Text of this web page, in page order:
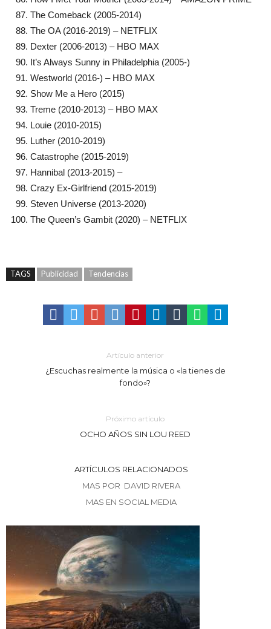
The Comeback (2005-2014)
The OA (2016-2019) – NETFLIX
Dexter (2006-2013) – HBO MAX
It’s Always Sunny in Philadelphia (2005-)
Westworld (2016-) – HBO MAX
Show Me a Hero (2015)
Treme (2010-2013) – HBO MAX
Louie (2010-2015)
Luther (2010-2019)
Catastrophe (2015-2019)
Hannibal (2013-2015) –
Crazy Ex-Girlfriend (2015-2019)
Steven Universe (2013-2020)
The Queen’s Gambit (2020) – NETFLIX
TAGS Publicidad Tendencias
Artículo anterior
¿Escuchas realmente la música o «la tienes de
fondo»?
Próximo artículo
OCHO AÑOS SIN LOU REED
ARTÍCULOS RELACIONADOS
MAS POR DAVID RIVERA
MAS EN SOCIAL MEDIA